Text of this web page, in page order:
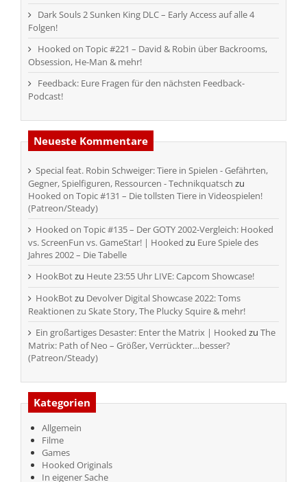
Dark Souls 2 Sunken King DLC – Early Access auf alle 4
Folgen!
Hooked on Topic #221 – David & Robin über Backrooms,
Obsession, He-Man & mehr!
Feedback: Eure Fragen für den nächsten Feedback-
Podcast!
Neueste Kommentare
Special feat. Robin Schweiger: Tiere in Spielen - Gefährten,
Gegner, Spielfiguren, Ressourcen - Technikquatsch zu
Hooked on Topic #131 – Die tollsten Tiere in Videospielen!
(Patreon/Steady)
Hooked on Topic #135 – Der GOTY 2002-Vergleich: Hooked
vs. ScreenFun vs. GameStar! | Hooked zu Eure Spiele des
Jahres 2002 – Die Tabelle
HookBotzu Heute 23:55 Uhr LIVE: Capcom Showcase!
HookBotzu Devolver Digital Showcase 2022: Toms
Reaktionen zu Skate Story, The Plucky Squire & mehr!
Ein großartiges Desaster: Enter the Matrix | Hooked zu The
Matrix: Path of Neo – Größer, Verrückter…besser?
(Patreon/Steady)
Kategorien
Allgemein
Filme
Games
Hooked Originals
In eigener Sache